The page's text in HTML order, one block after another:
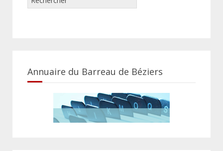
Annuaire du Barreau de Béziers